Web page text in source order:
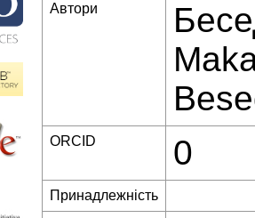
Автори
ORCID 0
Принадлежність